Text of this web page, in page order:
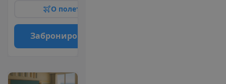
О полет
Заброниро